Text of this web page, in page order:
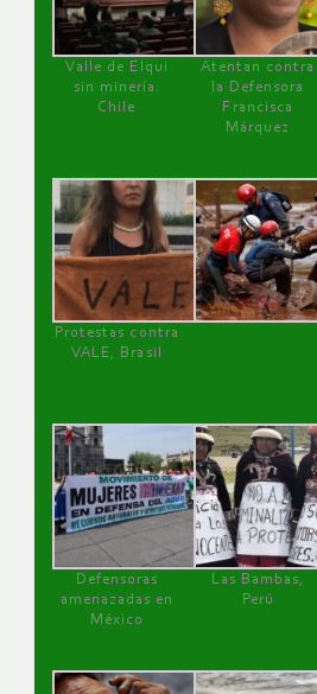
Valle de Elqui
sin minería.
Chile
Atentan contra
la Defensora
Francisca
Márquez
Protestas contra
VALE, Brasil
Defensoras
amenazadas en
México
Las Bambas,
Perú